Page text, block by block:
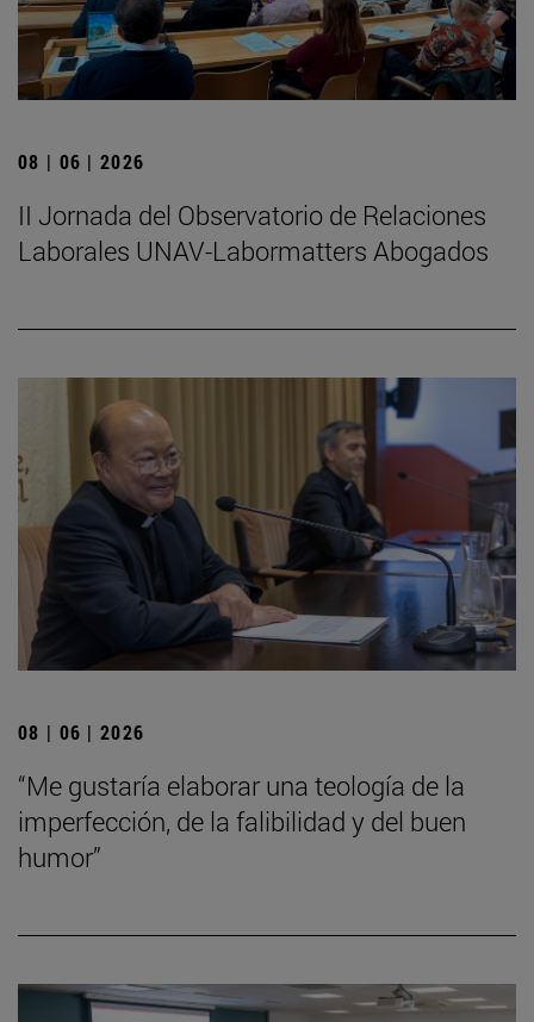
08 | 06 | 2026
II Jornada del Observatorio de Relaciones
Laborales UNAV-Labormatters Abogados
08 | 06 | 2026
“Me gustaría elaborar una teología de la
imperfección, de la falibilidad y del buen
humor”